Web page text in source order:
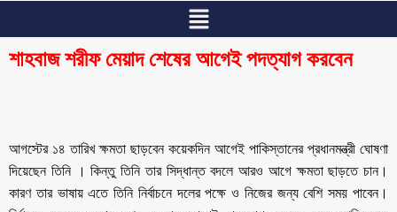
শাহবাজ শরীফ মেয়াদ শেষের আগেই পদত্যাগ করবেন
আগস্টের ১৪ তারিখ ক্ষমতা ছাড়বেন কয়েকদিন আগেই পাকিস্তানের প্রধানমন্ত্রী ঘোষণা
দিয়েছেন তিনি । কিন্তু তিনি তার সিদ্ধান্ত বদলে আরও আগে ক্ষমতা ছাড়তে চান।
কারণ তার ভাষায় এতে তিনি নির্বাচনে দলের পক্ষে ও নিজের জন্য বেশি সময় পাবেন।